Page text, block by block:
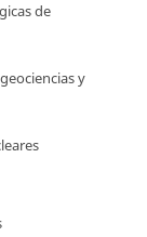
de
y